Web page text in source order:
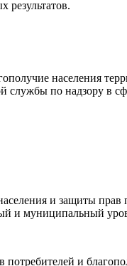
результатов.
населения
службы по надзору в
и защиты
и муниципальный
и